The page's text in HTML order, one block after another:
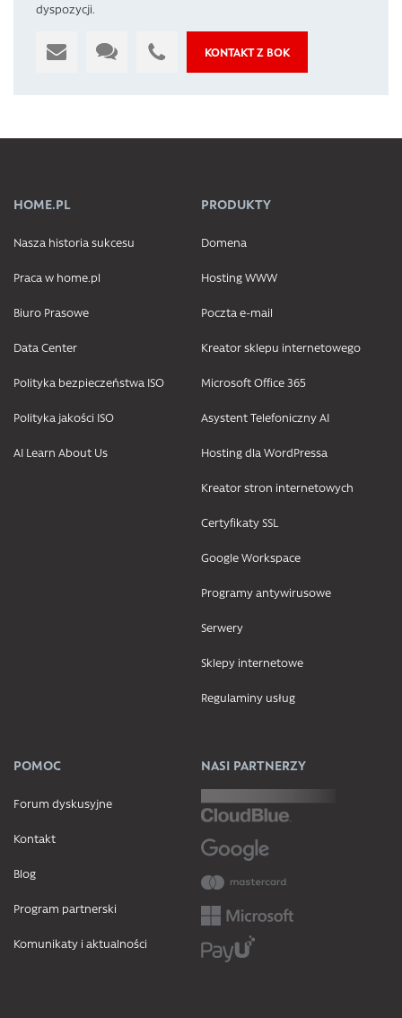
dyspozycji.
KONTAKT Z BOK
HOME.PL
Nasza historia sukcesu
Praca w home.pl
Biuro Prasowe
Data Center
Polityka bezpieczeństwa ISO
Polityka jakości ISO
AI Learn About Us
PRODUKTY
Domena
Hosting WWW
Poczta e-mail
Kreator sklepu internetowego
Microsoft Office 365
Asystent Telefoniczny AI
Hosting dla WordPressa
Kreator stron internetowych
Certyfikaty SSL
Google Workspace
Programy antywirusowe
Serwery
Sklepy internetowe
Regulaminy usług
POMOC
Forum dyskusyjne
Kontakt
Blog
Program partnerski
Komunikaty i aktualności
NASI PARTNERZY